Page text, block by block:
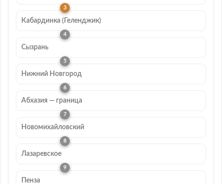
Кабардинка (Геленджик)
Сызрань
Нижний Новгород
Абхазия — граница
Новомихайловский
Лазаревское
Пенза